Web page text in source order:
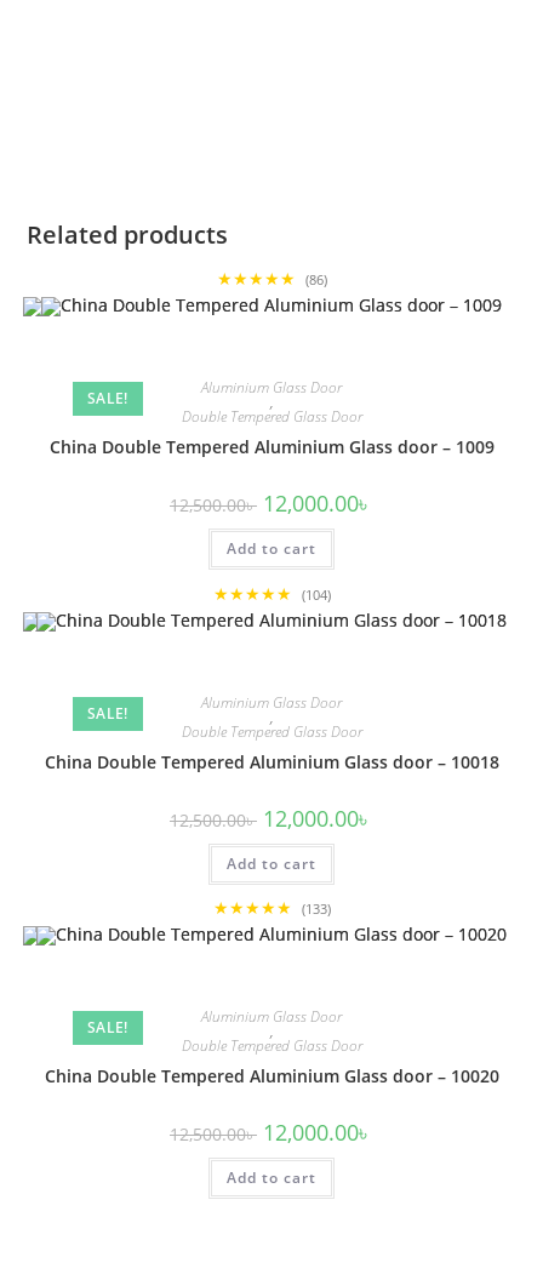
Related products
★★★★★ (86)
SALE!
Aluminium Glass Door
,
Double Tempered Glass Door
China Double Tempered Aluminium Glass door – 1009
12,500.00৳ Original
price
was:
12,500.00৳ .
12,000.00৳
Add to cart
★★★★★ (104)
SALE!
Aluminium Glass Door
,
Double Tempered Glass Door
China Double Tempered Aluminium Glass door – 10018
12,500.00৳ Original
price
was:
12,500.00৳ .
12,000.00৳
Add to cart
★★★★★ (133)
SALE!
Aluminium Glass Door
,
Double Tempered Glass Door
China Double Tempered Aluminium Glass door – 10020
12,500.00৳ Original
price
was:
12,500.00৳ .
12,000.00৳
Add to cart